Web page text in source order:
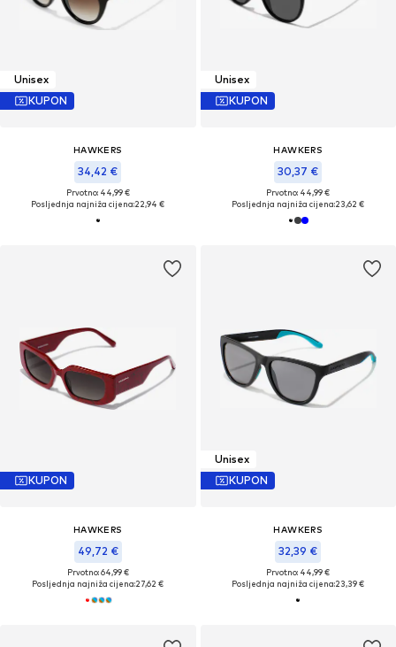
Unisex
KUPON
HAWKERS
34,42 €
Prvotno: 44,99 €
Posljednja najniža cijena:22,94 €
Unisex
KUPON
HAWKERS
30,37 €
Prvotno: 44,99 €
Posljednja najniža cijena:23,62 €
KUPON
HAWKERS
49,72 €
Prvotno: 64,99 €
Posljednja najniža cijena:27,62 €
Unisex
KUPON
HAWKERS
32,39 €
Prvotno: 44,99 €
Posljednja najniža cijena:23,39 €